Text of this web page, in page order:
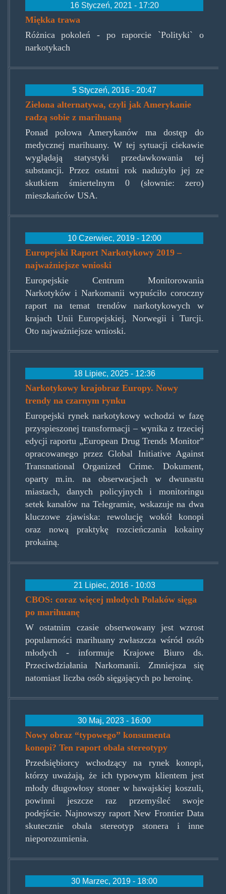
16 Styczeń, 2021 - 17:20
Miękka trawa
Różnica pokoleń - po raporcie `Polityki` o
narkotykach
5 Styczeń, 2016 - 20:47
Zielona alternatywa, czyli jak Amerykanie
radzą sobie z marihuaną
Ponad połowa Amerykanów ma dostęp do
medycznej marihuany. W tej sytuacji ciekawie
wyglądają statystyki przedawkowania tej
substancji. Przez ostatni rok nadużyło jej ze
skutkiem śmiertelnym 0 (słownie: zero)
mieszkańców USA.
10 Czerwiec, 2019 - 12:00
Europejski Raport Narkotykowy 2019 –
najważniejsze wnioski
Europejskie Centrum Monitorowania
Narkotyków i Narkomanii wypuściło coroczny
raport na temat trendów narkotykowych w
krajach Unii Europejskiej, Norwegii i Turcji.
Oto najważniejsze wnioski.
18 Lipiec, 2025 - 12:36
Narkotykowy krajobraz Europy. Nowy
trendy na czarnym rynku
Europejski rynek narkotykowy wchodzi w fazę
przyspieszonej transformacji – wynika z trzeciej
edycji raportu „European Drug Trends Monitor”
opracowanego przez Global Initiative Against
Transnational Organized Crime. Dokument,
oparty m.in. na obserwacjach w dwunastu
miastach, danych policyjnych i monitoringu
setek kanałów na Telegramie, wskazuje na dwa
kluczowe zjawiska: rewolucję wokół konopi
oraz nową praktykę rozcieńczania kokainy
prokainą.
21 Lipiec, 2016 - 10:03
CBOS: coraz więcej młodych Polaków sięga
po marihuanę
W ostatnim czasie obserwowany jest wzrost
popularności marihuany zwłaszcza wśród osób
młodych - informuje Krajowe Biuro ds.
Przeciwdziałania Narkomanii. Zmniejsza się
natomiast liczba osób sięgających po heroinę.
30 Maj, 2023 - 16:00
Nowy obraz “typowego” konsumenta
konopi? Ten raport obala stereotypy
Przedsiębiorcy wchodzący na rynek konopi,
którzy uważają, że ich typowym klientem jest
młody długowłosy stoner w hawajskiej koszuli,
powinni jeszcze raz przemyśleć swoje
podejście. Najnowszy raport New Frontier Data
skutecznie obala stereotyp stonera i inne
nieporozumienia.
30 Marzec, 2019 - 18:00